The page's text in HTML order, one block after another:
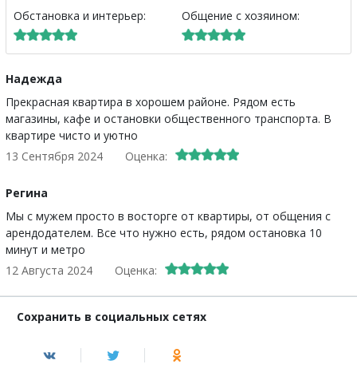
Обстановка и интерьер: Общение с хозяином:
Надежда
Прекрасная квартира в хорошем районе. Рядом есть
магазины, кафе и остановки общественного транспорта. В
квартире чисто и уютно
13 Сентября 2024
Оценка:
Регина
Мы с мужем просто в восторге от квартиры, от общения с
арендодателем. Все что нужно есть, рядом остановка 10
минут и метро
12 Августа 2024
Оценка:
Сохранить в социальных сетях